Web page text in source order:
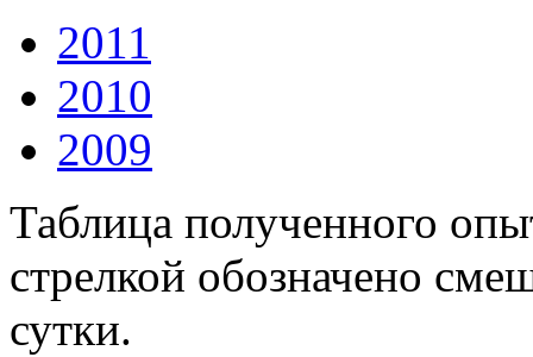
2011
2010
2009
Таблица полученного
стрелкой обозначено
сутки.